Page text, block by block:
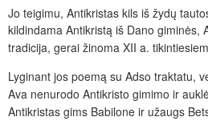
Jo teigimu, Antikristas kils iš žydų
kildindama Antikristą iš Dano giminės,
tradicija, gerai žinoma XII a.
Lyginant jos poemą su Adso traktatu,
Ava nenurodo Antikristo gimimo ir
Antikristas gims Babilone ir užaugs